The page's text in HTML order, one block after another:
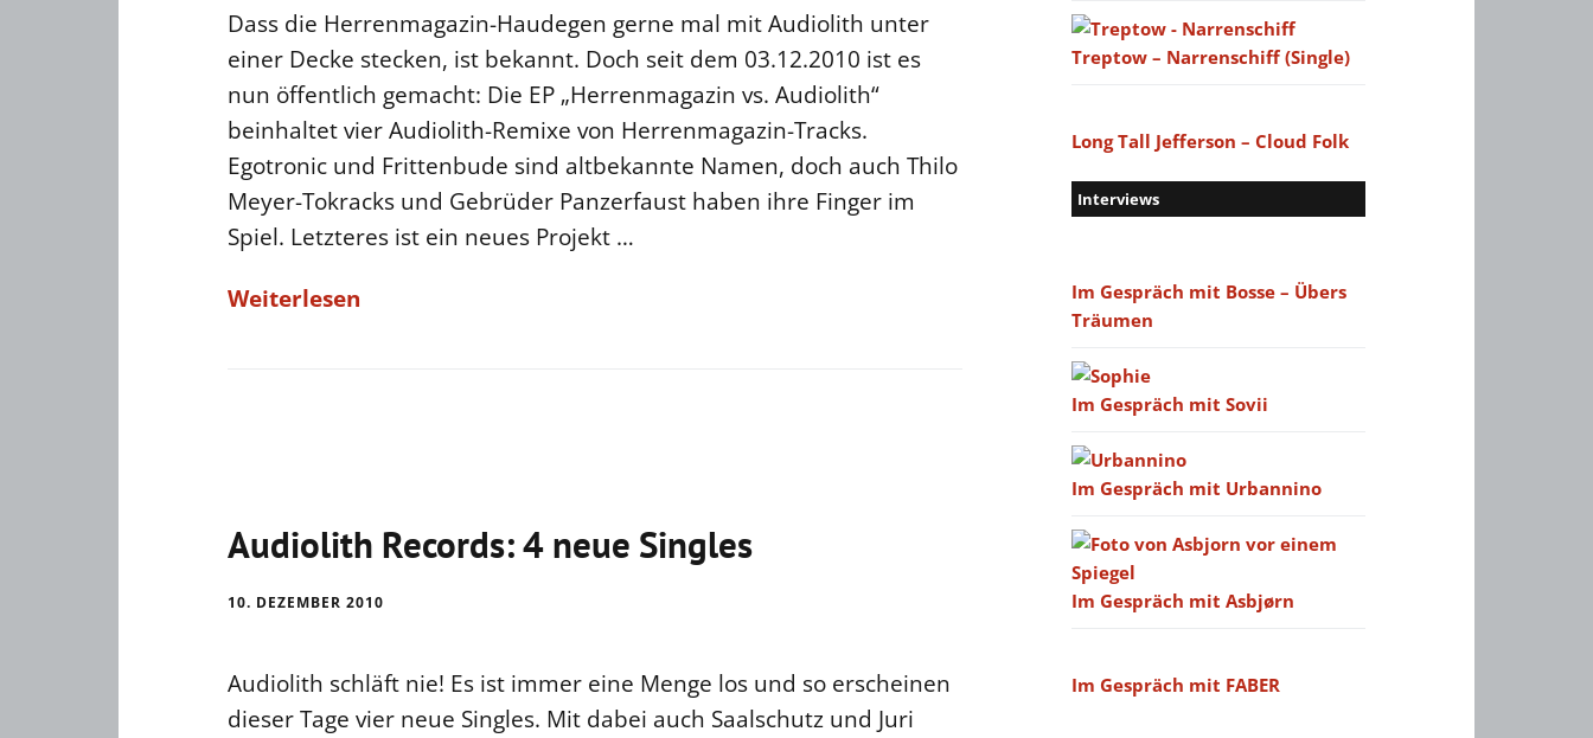
Dass die Herrenmagazin-Haudegen gerne mal mit Audiolith unter
einer Decke stecken, ist bekannt. Doch seit dem 03.12.2010 ist es
nun öffentlich gemacht: Die EP „Herrenmagazin vs. Audiolith“
beinhaltet vier Audiolith-Remixe von Herrenmagazin-Tracks.
Egotronic und Frittenbude sind altbekannte Namen, doch auch Thilo
Meyer-Tokracks und Gebrüder Panzerfaust haben ihre Finger im
Spiel. Letzteres ist ein neues Projekt …
Weiterlesen
Audiolith Records: 4 neue Singles
10. DEZEMBER 2010
Audiolith schläft nie! Es ist immer eine Menge los und so erscheinen
dieser Tage vier neue Singles. Mit dabei auch Saalschutz und Juri
Treptow – Narrenschiff (Single)
Long Tall Jefferson – Cloud Folk
Interviews
Im Gespräch mit Bosse – Übers
Träumen
Im Gespräch mit Sovii
Im Gespräch mit Urbannino
Im Gespräch mit Asbjørn
Im Gespräch mit FABER